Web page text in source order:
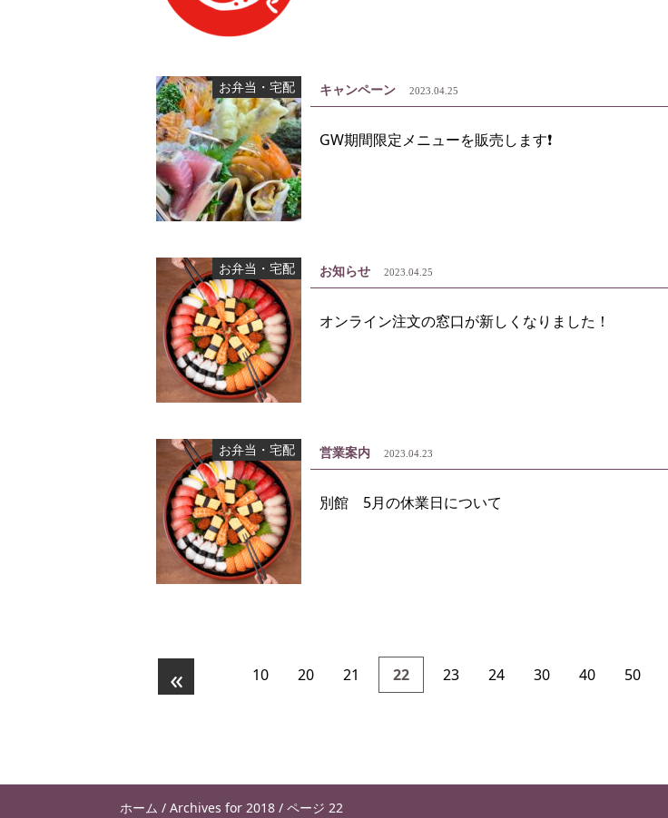
お弁当・宅配 キャンペーン 2023.04.25
GW期間限定メニューを販売します❗️
お弁当・宅配 お知らせ 2023.04.25
オンライン注文の窓口が新しくなりました！
お弁当・宅配 営業案内 2023.04.23
別館 5月の休業日について
« 10 20 21 22 23 24 30 40 50
ホーム / Archives for 2018 / ページ 22